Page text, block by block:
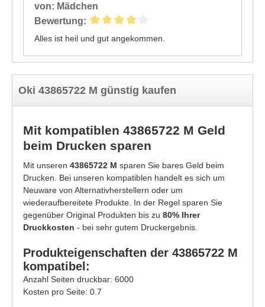
von: Mädchen
Bewertung:
Alles ist heil und gut angekommen.
Oki 43865722 M günstig kaufen
Mit kompatiblen 43865722 M Geld
beim Drucken sparen
Mit unseren 43865722 M sparen Sie bares Geld beim
Drucken. Bei unseren kompatiblen handelt es sich um
Neuware von Alternativherstellern oder um
wiederaufbereitete Produkte. In der Regel sparen Sie
gegenüber Original Produkten bis zu 80% Ihrer
Druckkosten - bei sehr gutem Druckergebnis.
Produkteigenschaften der 43865722 M
kompatibel:
Anzahl Seiten druckbar: 6000
Kosten pro Seite: 0.7